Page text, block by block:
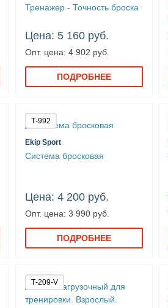
Тренажер - Точность броска
Цена: 5 160 руб.
Опт. цена: 4 902 руб.
ПОДРОБНЕЕ
Т-992
Ekip Sport
Система бросковая
Цена: 4 200 руб.
Опт. цена: 3 990 руб.
ПОДРОБНЕЕ
Т-209-V